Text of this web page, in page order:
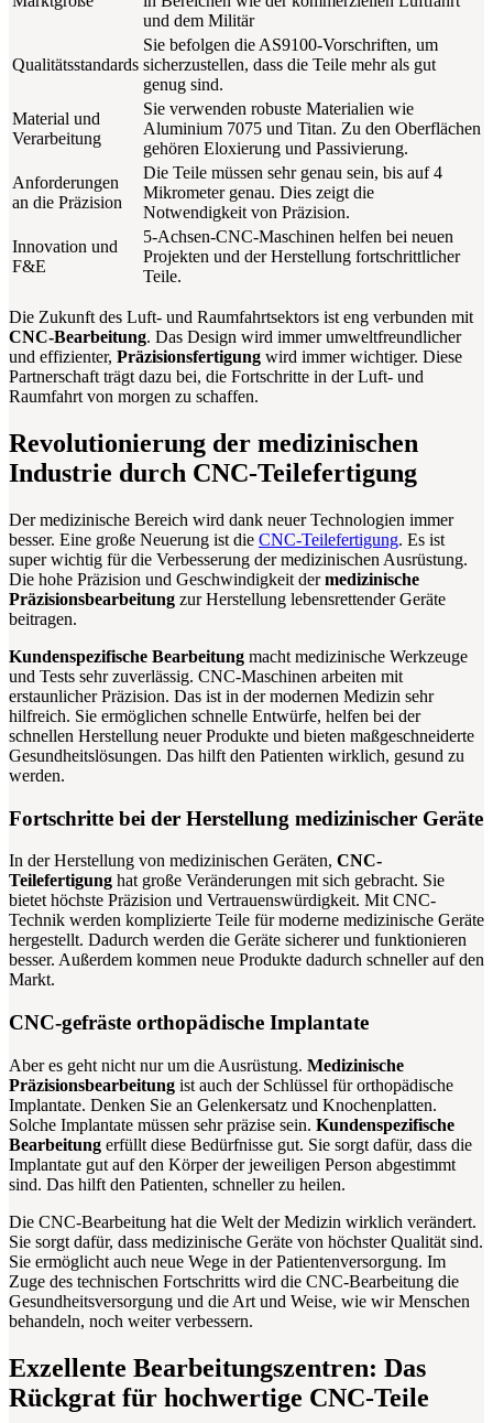
und dem Militär
Qualitätsstandards
Sie befolgen die AS9100-Vorschriften, um
sicherzustellen, dass die Teile mehr als gut
genug sind.
Material und
Verarbeitung
Sie verwenden robuste Materialien wie
Aluminium 7075 und Titan. Zu den Oberflächen
gehören Eloxierung und Passivierung.
Anforderungen
an die Präzision
Die Teile müssen sehr genau sein, bis auf 4
Mikrometer genau. Dies zeigt die
Notwendigkeit von Präzision.
Innovation und
F&E
5-Achsen-CNC-Maschinen helfen bei neuen
Projekten und der Herstellung fortschrittlicher
Teile.
Die Zukunft des Luft- und Raumfahrtsektors ist eng verbunden mit
CNC-Bearbeitung. Das Design wird immer umweltfreundlicher
und effizienter, Präzisionsfertigung wird immer wichtiger. Diese
Partnerschaft trägt dazu bei, die Fortschritte in der Luft- und
Raumfahrt von morgen zu schaffen.
Revolutionierung der medizinischen
Industrie durch CNC-Teilefertigung
Der medizinische Bereich wird dank neuer Technologien immer
besser. Eine große Neuerung ist die CNC-Teilefertigung. Es ist
super wichtig für die Verbesserung der medizinischen Ausrüstung.
Die hohe Präzision und Geschwindigkeit dermedizinische
Präzisionsbearbeitung zur Herstellung lebensrettender Geräte
beitragen.
Kundenspezifische Bearbeitung macht medizinische Werkzeuge
und Tests sehr zuverlässig. CNC-Maschinen arbeiten mit
erstaunlicher Präzision. Das ist in der modernen Medizin sehr
hilfreich. Sie ermöglichen schnelle Entwürfe, helfen bei der
schnellen Herstellung neuer Produkte und bieten maßgeschneiderte
Gesundheitslösungen. Das hilft den Patienten wirklich, gesund zu
werden.
Fortschritte bei der Herstellung medizinischer Geräte
In der Herstellung von medizinischen Geräten, CNC-
Teilefertigung hat große Veränderungen mit sich gebracht. Sie
bietet höchste Präzision und Vertrauenswürdigkeit. Mit CNC-
Technik werden komplizierte Teile für moderne medizinische Geräte
hergestellt. Dadurch werden die Geräte sicherer und funktionieren
besser. Außerdem kommen neue Produkte dadurch schneller auf den
Markt.
CNC-gefräste orthopädische Implantate
Aber es geht nicht nur um die Ausrüstung. Medizinische
Präzisionsbearbeitung ist auch der Schlüssel für orthopädische
Implantate. Denken Sie an Gelenkersatz und Knochenplatten.
Solche Implantate müssen sehr präzise sein. Kundenspezifische
Bearbeitung erfüllt diese Bedürfnisse gut. Sie sorgt dafür, dass die
Implantate gut auf den Körper der jeweiligen Person abgestimmt
sind. Das hilft den Patienten, schneller zu heilen.
Die CNC-Bearbeitung hat die Welt der Medizin wirklich verändert.
Sie sorgt dafür, dass medizinische Geräte von höchster Qualität sind.
Sie ermöglicht auch neue Wege in der Patientenversorgung. Im
Zuge des technischen Fortschritts wird die CNC-Bearbeitung die
Gesundheitsversorgung und die Art und Weise, wie wir Menschen
behandeln, noch weiter verbessern.
Exzellente Bearbeitungszentren: Das
Rückgrat für hochwertige CNC-Teile